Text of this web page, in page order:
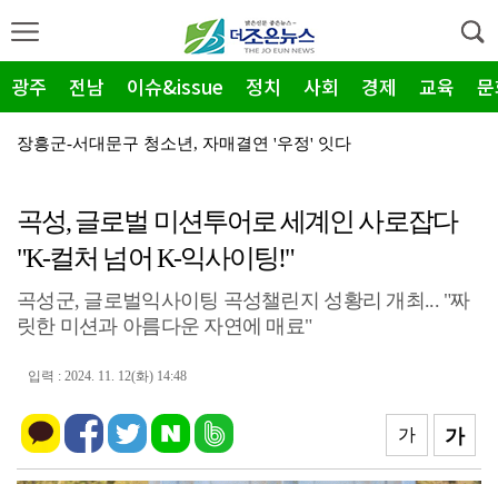
광주 전남 이슈&issue 정치 사회 경제 교육
장흥군-서대문구 청소년, 자매결연 '우정' 잇다
장흥군, 폭염·가뭄 '긴급 대책회의' 개최... "피해…
광주지방보훈청, 백범 김구 150주년: 청렴·적극행정 …
전남광주특별시, 해남 '400MW 태양광' 착공…SK하…
(재)전라남도청소년미래재단, 아동·청소년 범죄예방 캠페…
영암 가뭄 '비상'… 서삼석 농해수위원장, 현장 점검
곡성, 글로벌 미션투어로 세계인 사로잡다
"K-컬처 넘어 K-익사이팅!"
곡성군, 글로벌익사이팅 곡성챌린지 성황리 개최... "짜
릿한 미션과 아름다운 자연에 매료"
입력 : 2024. 11. 12(화) 14:48
가
가